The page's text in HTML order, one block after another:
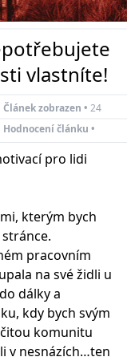
vlastníte!
Článek zobrazen • 25
Hodnocení článku •
pro lidi
kterým bych
pracovním
na své židli u
dálky a
kdy bych svým
komunitu
v nesnázích…ten